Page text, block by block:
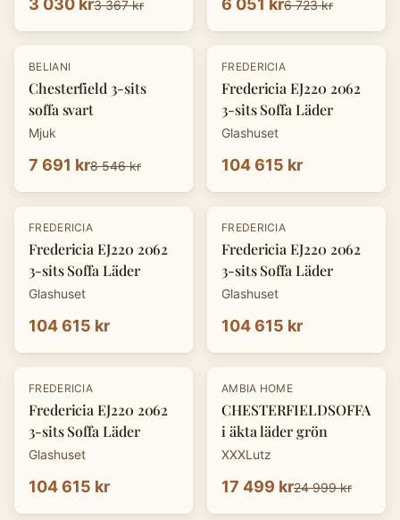
3 030 kr3 367 kr 6 051 kr6 723 kr
-10 %
BELIANI
Chesterfield 3-sits
soffa svart
Mjuk
7 691 kr8 546 kr
FREDERICIA
Fredericia EJ220 2062
3-sits Soffa Läder
Glashuset
104 615 kr
FREDERICIA
Fredericia EJ220 2062
3-sits Soffa Läder
Glashuset
104 615 kr
FREDERICIA
Fredericia EJ220 2062
3-sits Soffa Läder
Glashuset
104 615 kr
FREDERICIA
Fredericia EJ220 2062
3-sits Soffa Läder
Glashuset
104 615 kr
-30%
AMBIA HOME
CHESTERFIELDSOFFA
i äkta läder grön
XXXLutz
17 499 kr24 999 kr